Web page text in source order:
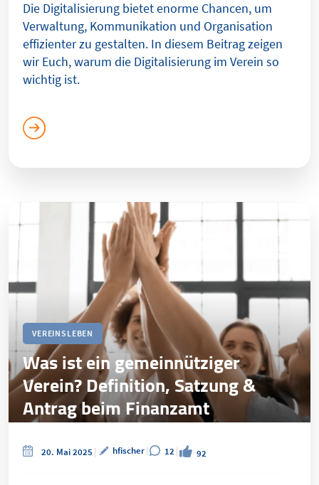
Die Digitalisierung bietet enorme Chancen, um
Verwaltung, Kommunikation und Organisation
effizienter zu gestalten. In diesem Beitrag zeigen
wir Euch, warum die Digitalisierung im Verein so
wichtig ist.
VEREINSLEBEN
Was ist ein gemeinnütziger
Verein? Definition, Satzung &
Antrag beim Finanzamt
20. Mai 2025 hfischer 12 92